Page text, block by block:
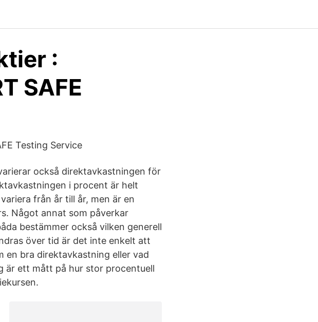
:
SAFE
Testing Service
också direktavkastningen för
i procent är helt
från år till år, men är en
Något annat som påverkar
bestämmer också vilken generell
över tid är det inte enkelt att
en bra direktavkastning eller vad
är ett mått på hur stor procentuell